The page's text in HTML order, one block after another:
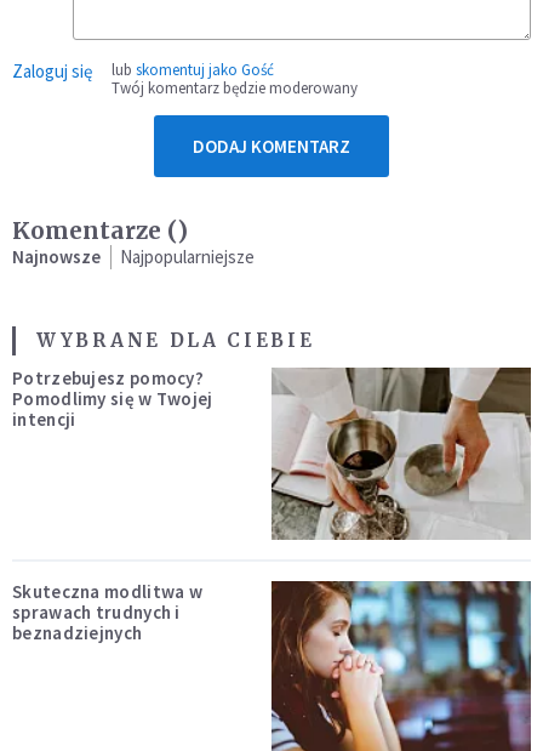
Zaloguj się lub skomentuj jako Gość
Twój komentarz będzie moderowany
DODAJ KOMENTARZ
Komentarze ()
Najnowsze Najpopularniejsze
WYBRANE DLA CIEBIE
Potrzebujesz pomocy?
Pomodlimy się w Twojej
intencji
Skuteczna modlitwa w
sprawach trudnych i
beznadziejnych